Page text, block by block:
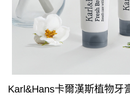
Karl&Hans卡爾漢斯植物牙